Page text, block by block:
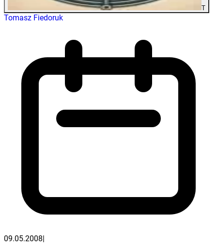
T
Tomasz Fiedoruk
09.05.2008|